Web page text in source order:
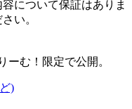
について保証はありま
い。
む！限定で公開。
)